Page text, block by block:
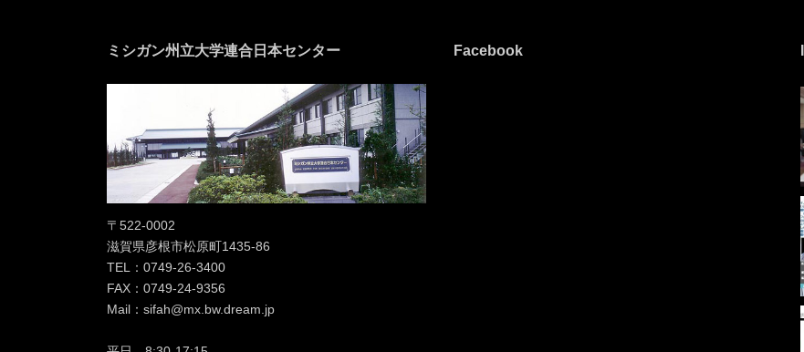
ミシガン州立大学連合日本センター
〒522-0002
滋賀県彦根市松原町1435-86
TEL：0749-26-3400
FAX：0749-24-9356
Mail：sifah@mx.bw.dream.jp
Facebook